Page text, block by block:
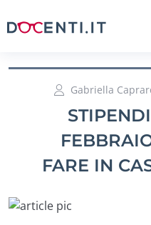
Gabriella
FARE IN